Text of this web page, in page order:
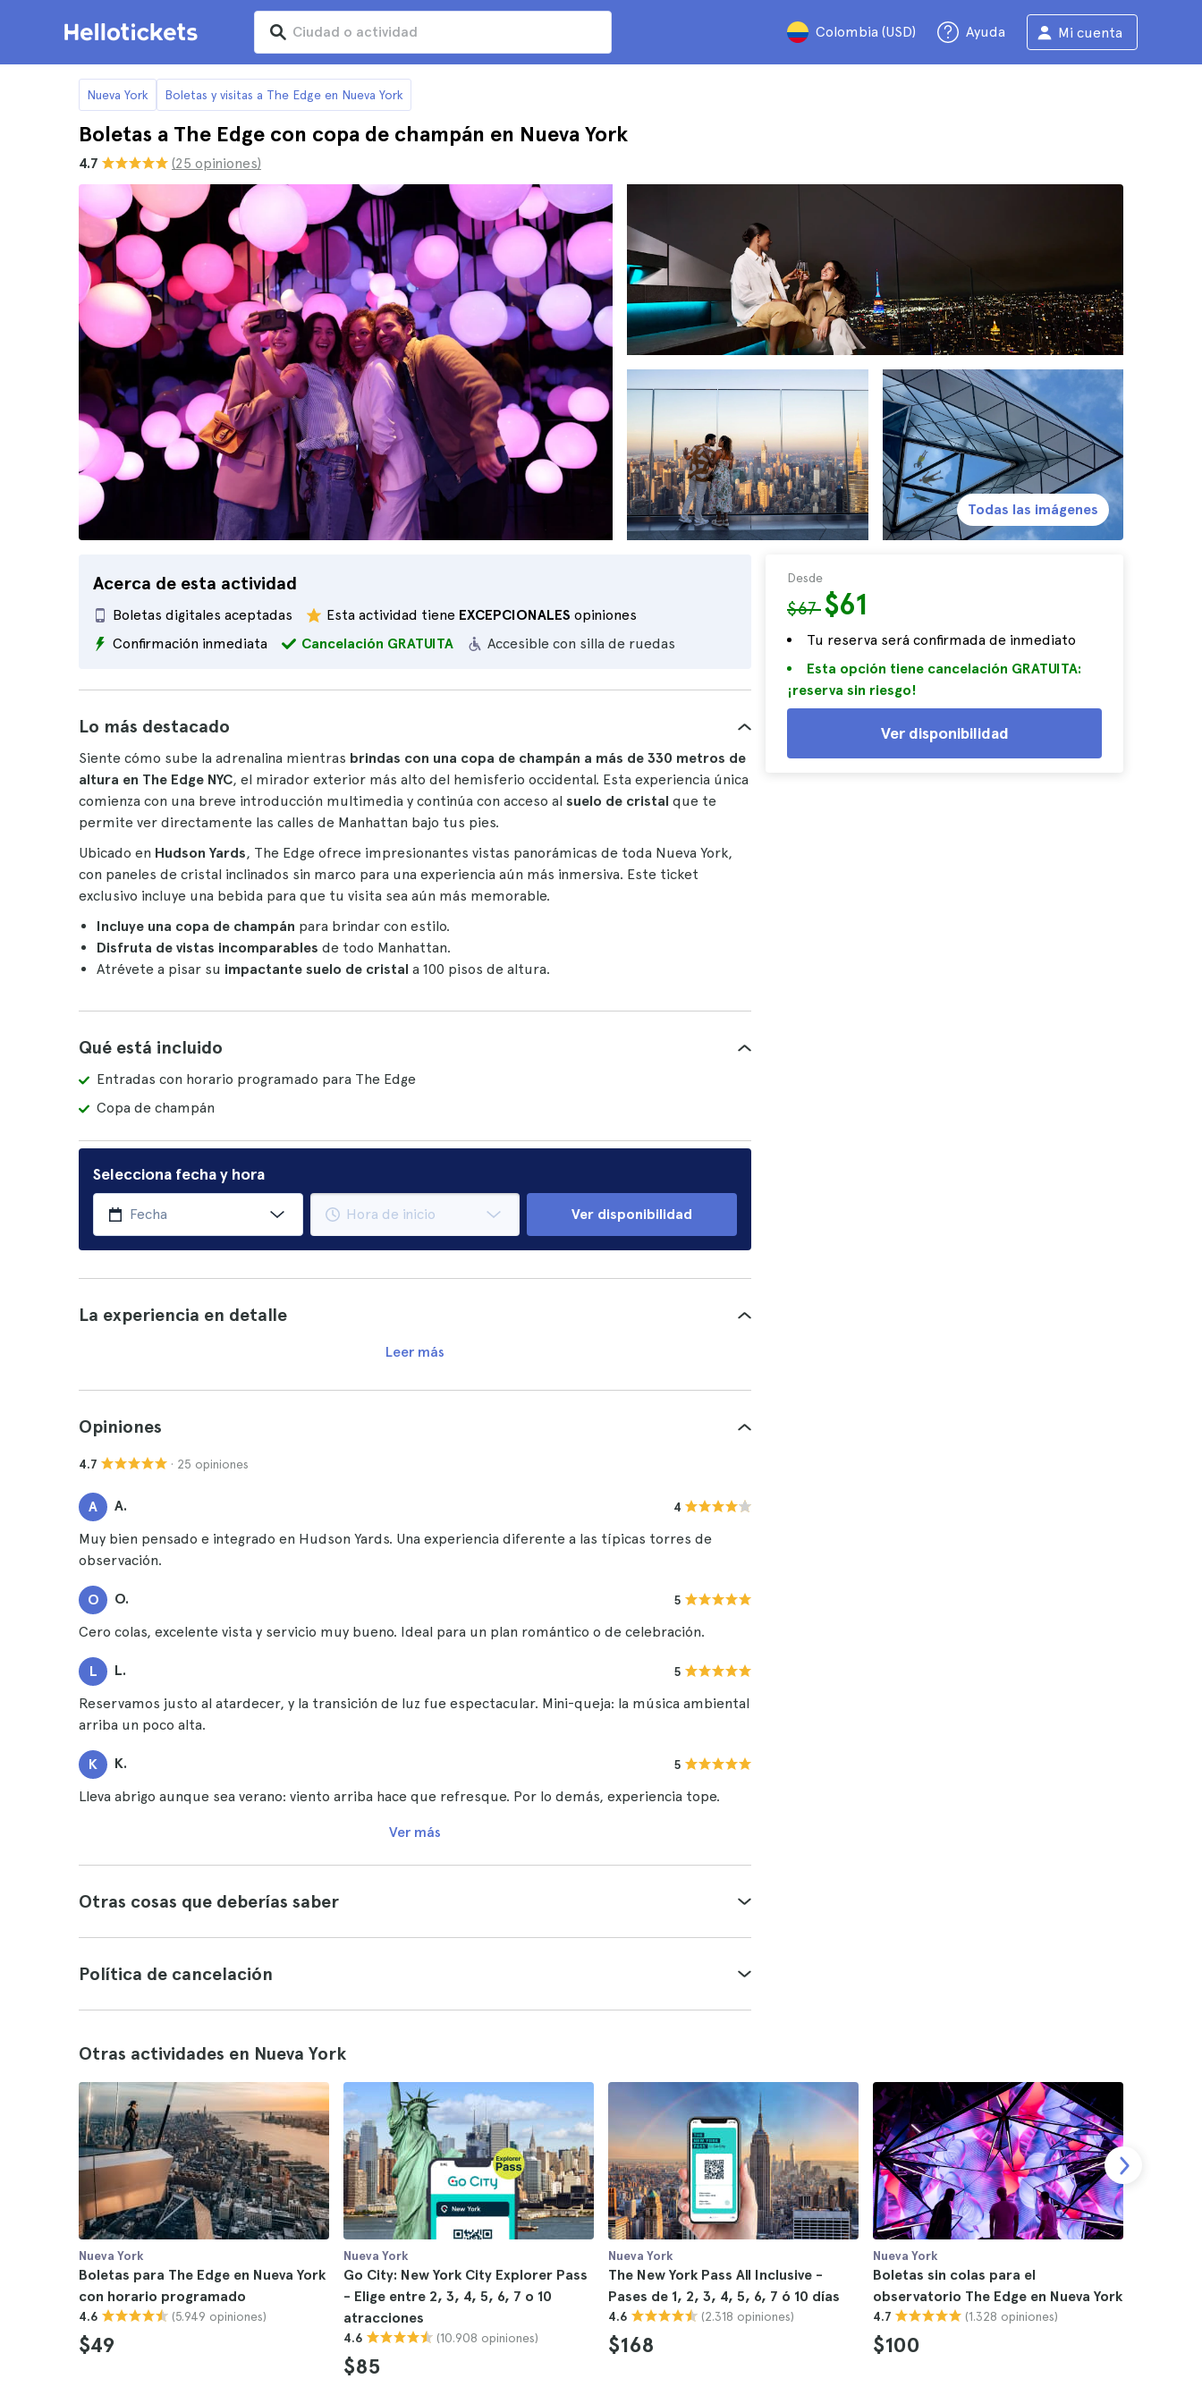
Colombia (USD) Ayuda Mi cuenta
Nueva York Boletas y visitas a The Edge en Nueva York
Boletas a The Edge con copa de champán en Nueva York
4.7 (25 opiniones)
Acerca de esta actividad
Boletas digitales aceptadas
Accesible con silla de ruedas
Esta actividad tiene EXCEPCIONALES opiniones
Confirmación inmediata
Cancelación GRATUITA
Desde
$67$61
Tu reserva será confirmada de inmediato
Esta opción tiene cancelación GRATUITA:
¡reserva sin riesgo!
Ver disponibilidad
Todas las imágenes
Lo más destacado
Siente cómo sube la adrenalina mientras brindas con una copa de champán a más de 330 metros de
altura en The Edge NYC, el mirador exterior más alto del hemisferio occidental. Esta experiencia única
comienza con una breve introducción multimedia y continúa con acceso al suelo de cristal que te
permite ver directamente las calles de Manhattan bajo tus pies.
Ubicado en Hudson Yards, The Edge ofrece impresionantes vistas panorámicas de toda Nueva York,
con paneles de cristal inclinados sin marco para una experiencia aún más inmersiva. Este ticket
exclusivo incluye una bebida para que tu visita sea aún más memorable.
Incluye una copa de champán para brindar con estilo.
Disfruta de vistas incomparables de todo Manhattan.
Atrévete a pisar su impactante suelo de cristal a 100 pisos de altura.
Qué está incluido
Entradas con horario programado para The Edge
Copa de champán
Selecciona fecha y hora
Ver disponibilidad
La experiencia en detalle
Leer más
Opiniones
4.7 · 25 opiniones
A A. 4
Muy bien pensado e integrado en Hudson Yards. Una experiencia diferente a las típicas torres de
observación.
O O. 5
Cero colas, excelente vista y servicio muy bueno. Ideal para un plan romántico o de celebración.
L L. 5
Reservamos justo al atardecer, y la transición de luz fue espectacular. Mini-queja: la música ambiental
arriba un poco alta.
K K. 5
Lleva abrigo aunque sea verano: viento arriba hace que refresque. Por lo demás, experiencia tope.
Ver más
Otras cosas que deberías saber
Política de cancelación
Otras actividades en Nueva York
Nueva York
Boletas para The Edge en Nueva York
con horario programado
4.6 (5.949 opiniones)
$49
Nueva York
Go City: New York City Explorer Pass
- Elige entre 2, 3, 4, 5, 6, 7 o 10
atracciones
4.6 (10.908 opiniones)
$85
Nueva York
The New York Pass All Inclusive -
Pases de 1, 2, 3, 4, 5, 6, 7 ó 10 días
4.6 (2.318 opiniones)
$168
Nueva York
Boletas sin colas para el
observatorio The Edge en Nueva York
4.7 (1.328 opiniones)
$100